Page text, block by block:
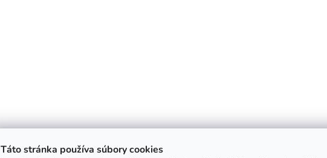
Táto stránka používa súbory cookies